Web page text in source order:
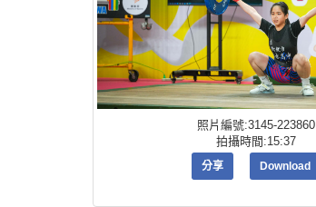
照片編號:3145-223860
拍攝時間:15:37
分享 Download